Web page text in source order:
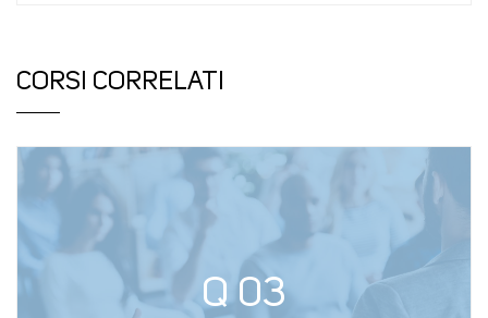
CORSI CORRELATI
Q 03